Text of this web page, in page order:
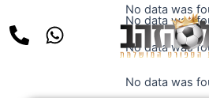
No data was
No data was
No data was
No data was